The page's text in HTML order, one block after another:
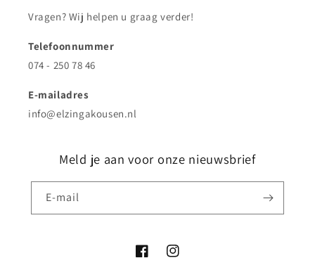
Vragen? Wij helpen u graag verder!
Telefoonnummer
074 - 250 78 46
E-mailadres
info@elzingakousen.nl
Meld je aan voor onze nieuwsbrief
E‑mail